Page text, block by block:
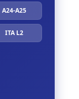
A24-A25
ITA L2